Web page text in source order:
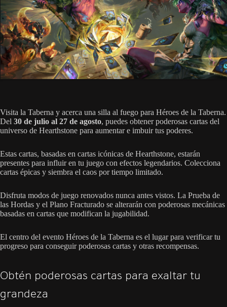
Visita la Taberna y acerca una silla al fuego para Héroes de la Taberna.
Del 30 de julio al 27 de agosto, puedes obtener poderosas cartas del
universo de Hearthstone para aumentar e imbuir tus poderes.
Estas cartas, basadas en cartas icónicas de Hearthstone, estarán
presentes para influir en tu juego con efectos legendarios. Colecciona
cartas épicas y siembra el caos por tiempo limitado.
Disfruta modos de juego renovados nunca antes vistos. La Prueba de
las Hordas y el Plano Fracturado se alterarán con poderosas mecánicas
basadas en cartas que modifican la jugabilidad.
El centro del evento Héroes de la Taberna es el lugar para verificar tu
progreso para conseguir poderosas cartas y otras recompensas.
Obtén poderosas cartas para exaltar tu
grandeza